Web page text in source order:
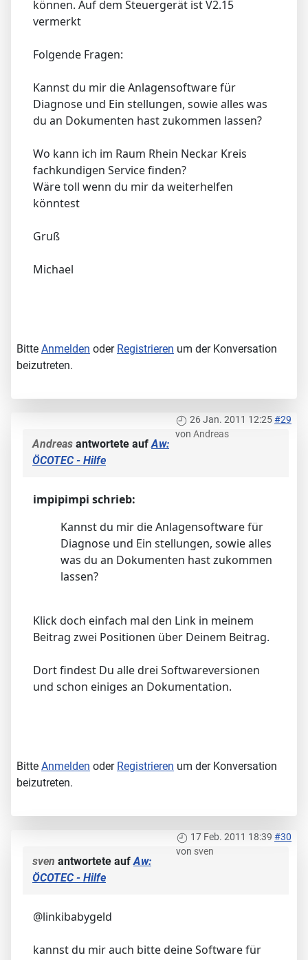
können. Auf dem Steuergerät ist V2.15
vermerkt
Folgende Fragen:
Kannst du mir die Anlagensoftware für
Diagnose und Ein stellungen, sowie alles was
du an Dokumenten hast zukommen lassen?
Wo kann ich im Raum Rhein Neckar Kreis
fachkundigen Service finden?
Wäre toll wenn du mir da weiterhelfen
könntest
Gruß
Michael
Bitte Anmelden oder Registrieren um der Konversation
beizutreten.
26 Jan. 2011 12:25#29
von Andreas
Andreas antwortete aufAw:
ÖCOTEC - Hilfe
impipimpi schrieb:
Kannst du mir die Anlagensoftware für
Diagnose und Ein stellungen, sowie alles
was du an Dokumenten hast zukommen
lassen?
Klick doch einfach mal den Link in meinem
Beitrag zwei Positionen über Deinem Beitrag.
Dort findest Du alle drei Softwareversionen
und schon einiges an Dokumentation.
Bitte Anmelden oder Registrieren um der Konversation
beizutreten.
17 Feb. 2011 18:39 #30
von sven
sven antwortete aufAw:
ÖCOTEC - Hilfe
@linkibabygeld
kannst du mir auch bitte deine Software für